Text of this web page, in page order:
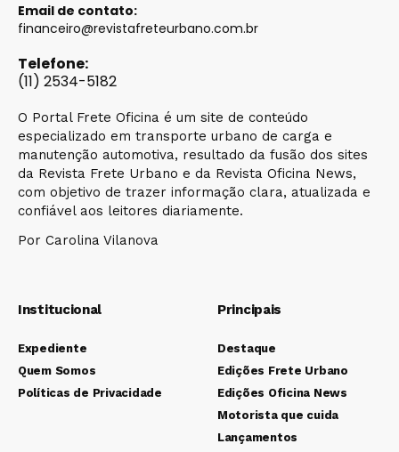
Email de contato:
financeiro@revistafreteurbano.com.br
Telefone:
(11) 2534-5182
O Portal Frete Oficina é um site de conteúdo
especializado em transporte urbano de carga e
manutenção automotiva, resultado da fusão dos sites
da Revista Frete Urbano e da Revista Oficina News,
com objetivo de trazer informação clara, atualizada e
confiável aos leitores diariamente.
Por Carolina Vilanova
Institucional
Expediente
Quem Somos
Políticas de Privacidade
Principais
Destaque
Edições Frete Urbano
Edições Oficina News
Motorista que cuida
Lançamentos